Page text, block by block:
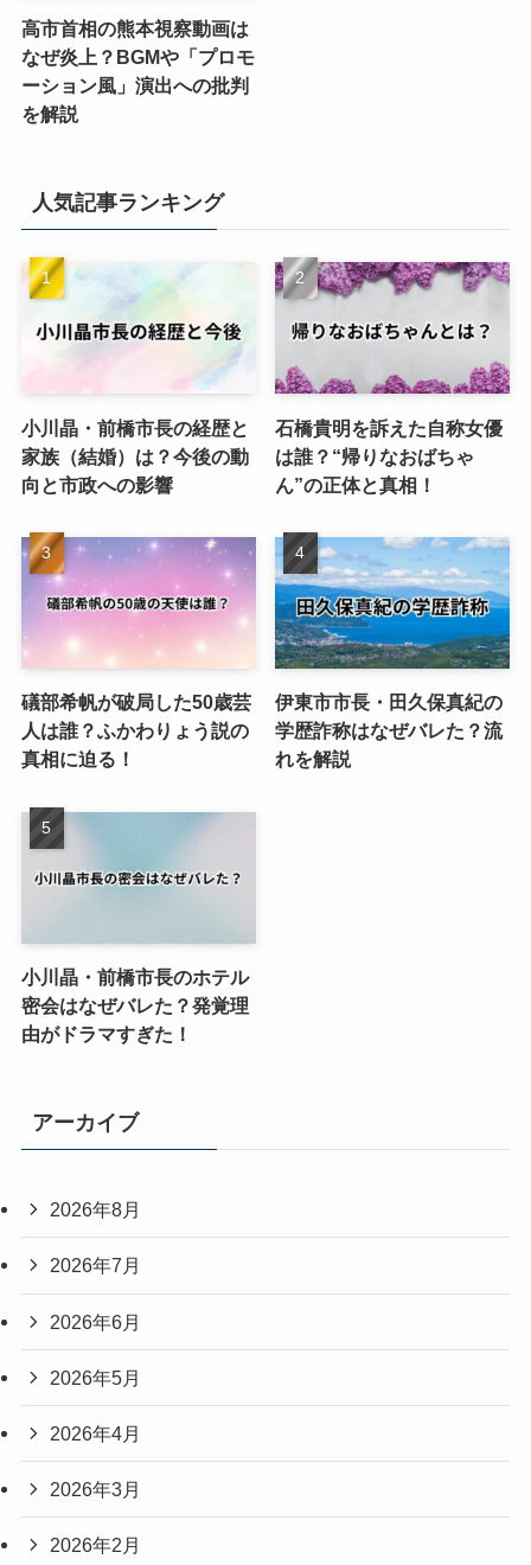
高市首相の熊本視察動画は
なぜ炎上？BGMや「プロモ
ーション風」演出への批判
を解説
人気記事ランキング
小川晶・前橋市長の経歴と
家族（結婚）は？今後の動
向と市政への影響
石橋貴明を訴えた自称女優
は誰？“帰りなおばちゃ
ん”の正体と真相！
礒部希帆が破局した50歳芸
人は誰？ふかわりょう説の
真相に迫る！
伊東市市長・田久保真紀の
学歴詐称はなぜバレた？流
れを解説
小川晶・前橋市長のホテル
密会はなぜバレた？発覚理
由がドラマすぎた！
アーカイブ
2026年8月
2026年7月
2026年6月
2026年5月
2026年4月
2026年3月
2026年2月